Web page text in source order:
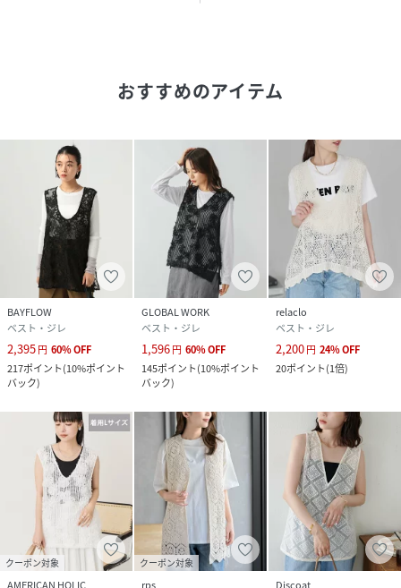
おすすめのアイテム
BAYFLOW
ベスト・ジレ
2,395円 60%OFF
217ポイント(10%ポイント
バック)
GLOBAL WORK
ベスト・ジレ
1,596円 60%OFF
145ポイント(10%ポイント
バック)
relaclo
ベスト・ジレ
2,200円 24%OFF
20ポイント(1倍)
クーポン対象
AMERICAN HOLIC
クーポン対象
rps Discoat